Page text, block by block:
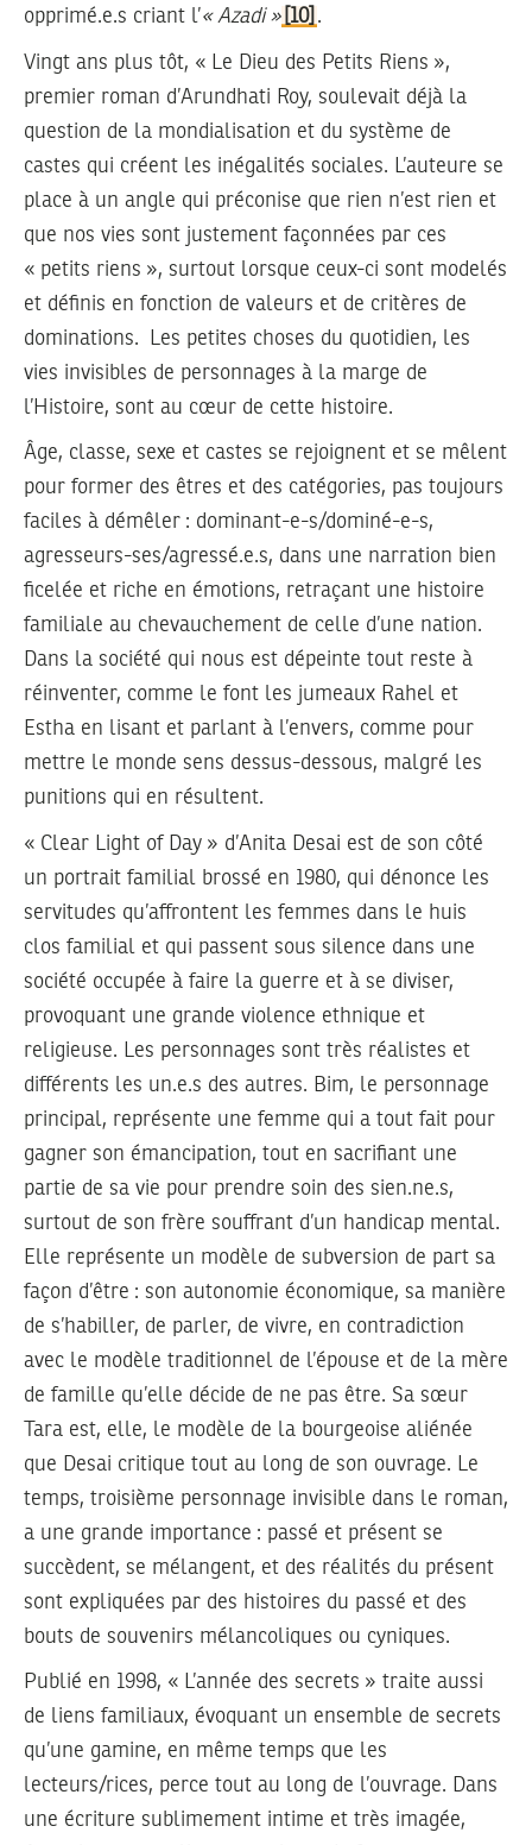
opprimé.e.s criant l’« Azadi » [10] .
Vingt ans plus tôt, « Le Dieu des Petits Riens »,
premier roman d’Arundhati Roy, soulevait déjà la
question de la mondialisation et du système de
castes qui créent les inégalités sociales. L’auteure se
place à un angle qui préconise que rien n’est rien et
que nos vies sont justement façonnées par ces
« petits riens », surtout lorsque ceux-ci sont modelés
et définis en fonction de valeurs et de critères de
dominations. Les petites choses du quotidien, les
vies invisibles de personnages à la marge de
l’Histoire, sont au cœur de cette histoire.
Âge, classe, sexe et castes se rejoignent et se mêlent
pour former des êtres et des catégories, pas toujours
faciles à démêler : dominant-e-s/dominé-e-s,
agresseurs-ses/agressé.e.s, dans une narration bien
ficelée et riche en émotions, retraçant une histoire
familiale au chevauchement de celle d’une nation.
Dans la société qui nous est dépeinte tout reste à
réinventer, comme le font les jumeaux Rahel et
Estha en lisant et parlant à l’envers, comme pour
mettre le monde sens dessus-dessous, malgré les
punitions qui en résultent.
« Clear Light of Day » d’Anita Desai est de son côté
un portrait familial brossé en 1980, qui dénonce les
servitudes qu’affrontent les femmes dans le huis
clos familial et qui passent sous silence dans une
société occupée à faire la guerre et à se diviser,
provoquant une grande violence ethnique et
religieuse. Les personnages sont très réalistes et
différents les un.e.s des autres. Bim, le personnage
principal, représente une femme qui a tout fait pour
gagner son émancipation, tout en sacrifiant une
partie de sa vie pour prendre soin des sien.ne.s,
surtout de son frère souffrant d’un handicap mental.
Elle représente un modèle de subversion de part sa
façon d’être : son autonomie économique, sa manière
de s’habiller, de parler, de vivre, en contradiction
avec le modèle traditionnel de l’épouse et de la mère
de famille qu’elle décide de ne pas être. Sa sœur
Tara est, elle, le modèle de la bourgeoise aliénée
que Desai critique tout au long de son ouvrage. Le
temps, troisième personnage invisible dans le roman,
a une grande importance : passé et présent se
succèdent, se mélangent, et des réalités du présent
sont expliquées par des histoires du passé et des
bouts de souvenirs mélancoliques ou cyniques.
Publié en 1998, « L’année des secrets » traite aussi
de liens familiaux, évoquant un ensemble de secrets
qu’une gamine, en même temps que les
lecteurs/rices, perce tout au long de l’ouvrage. Dans
une écriture sublimement intime et très imagée,